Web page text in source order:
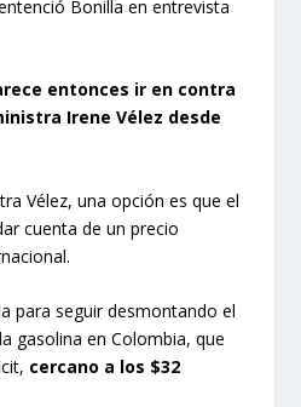
Bonilla en entrevista
entonces ir en contra
Irene Vélez desde
Vélez, una opción es que el
cuenta de un precio
para seguir desmontando el
gasolina en Colombia, que
cercano a los $32